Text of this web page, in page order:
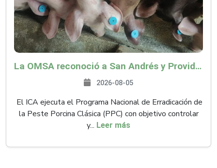
La OMSA reconoció a San Andrés y Providencia como zona libre de Peste Porcina Clásica (PPC)
2026-08-05
El ICA ejecuta el Programa Nacional de Erradicación de
la Peste Porcina Clásica (PPC) con objetivo controlar
y... Leer más